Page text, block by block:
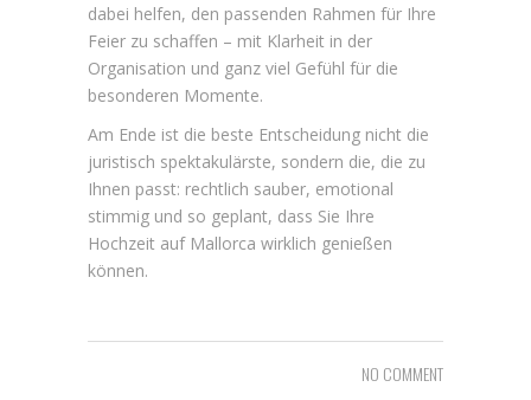
dabei helfen, den passenden Rahmen für Ihre
Feier zu schaffen – mit Klarheit in der
Organisation und ganz viel Gefühl für die
besonderen Momente.
Am Ende ist die beste Entscheidung nicht die
juristisch spektakulärste, sondern die, die zu
Ihnen passt: rechtlich sauber, emotional
stimmig und so geplant, dass Sie Ihre
Hochzeit auf Mallorca wirklich genießen
können.
NO COMMENT